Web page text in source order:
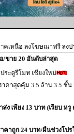
าคเหนือ ลงโฆษณาฟรี ลงป
/ขาย 20 อันดับล่าสุด
ระตูรีโมท เชียงใหม่
คาสุดคุ้ม 3.5 ล้าน 3.5 ชั้
ง เพียง 13 บาท (เรียบ หรู
าถูก 24 บาท/ผืนช่วงโป